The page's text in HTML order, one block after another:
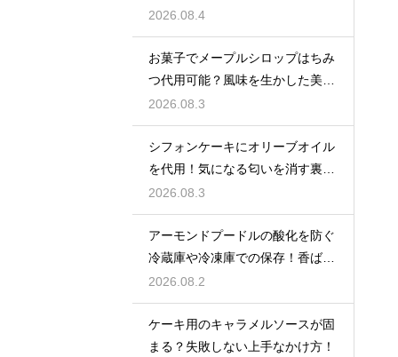
と軽い生地に焼き上げるための基
本
2026.08.4
お菓子でメープルシロップはちみ
つ代用可能？風味を生かした美味
しい技
2026.08.3
シフォンケーキにオリーブオイル
を代用！気になる匂いを消す裏ワ
ザ
2026.08.3
アーモンドプードルの酸化を防ぐ
冷蔵庫や冷凍庫での保存！香ばし
い風味を保ってお菓子を美味しく
する
2026.08.2
ケーキ用のキャラメルソースが固
まる？失敗しない上手なかけ方！